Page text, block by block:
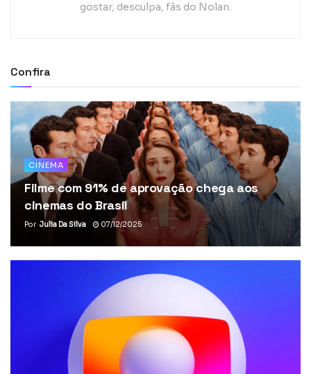
gostar, desculpa, fãs do Nolan.
Confira
CINEMA
Filme com 91% de aprovação chega aos
cinemas do Brasil
Por Julia Da Silva 07/12/2025